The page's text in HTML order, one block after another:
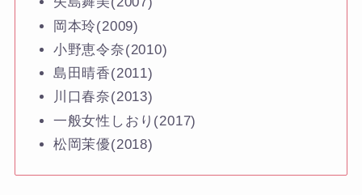
岡本玲(2009)
小野恵令奈(2010)
島田晴香(2011)
川口春奈(2013)
一般女性しおり(2017)
松岡茉優(2018)